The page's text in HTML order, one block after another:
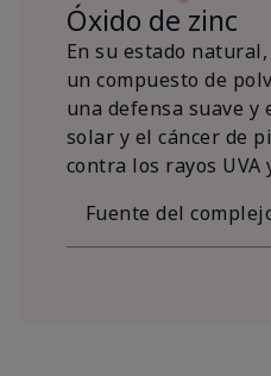
Óxido de zinc
En su estado
un compuesto de
una defensa suave y
solar y el cáncer de
contra los rayos UVA
Fuente del